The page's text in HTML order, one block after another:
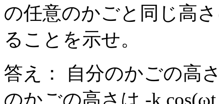
の任意のかごと同じ高
ることを示せ。
答え： 自分のかごの高
のかごの高さは -k